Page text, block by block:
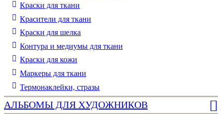
Краски для ткани
Красители для ткани
Краски для шелка
Контура и медиумы для ткани
Краски для кожи
Маркеры для ткани
Термонаклейки, стразы
АЛЬБОМЫ ДЛЯ ХУДОЖНИКОВ